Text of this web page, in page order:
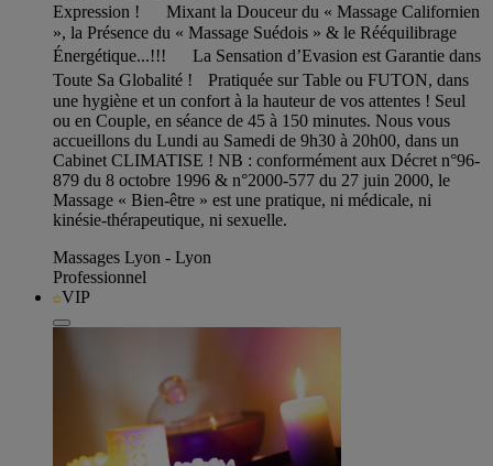
Expression ! Mixant la Douceur du « Massage Californien
», la Présence du « Massage Suédois » & le Rééquilibrage
Énergétique...!!! La Sensation d’Evasion est Garantie dans
Toute Sa Globalité ! Pratiquée sur Table ou FUTON, dans
une hygiène et un confort à la hauteur de vos attentes ! Seul
ou en Couple, en séance de 45 à 150 minutes. Nous vous
accueillons du Lundi au Samedi de 9h30 à 20h00, dans un
Cabinet CLIMATISE ! NB : conformément aux Décret n°96-
879 du 8 octobre 1996 & n°2000-577 du 27 juin 2000, le
Massage « Bien-être » est une pratique, ni médicale, ni
kinésie-thérapeutique, ni sexuelle.
Massages Lyon - Lyon
Professionnel
VIP